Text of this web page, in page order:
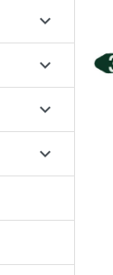



